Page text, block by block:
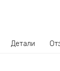
Детали